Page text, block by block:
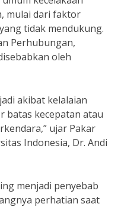
mulai dari faktor
tidak mendukung.
Perhubungan,
oleh
akibat kelalaian
batas kecepatan atau
ujar Pakar
Indonesia, Dr. Andi
menjadi penyebab
perhatian saat